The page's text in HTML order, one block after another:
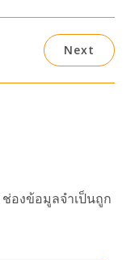
Next
ช่องข้อมูลจำเป็นถูก